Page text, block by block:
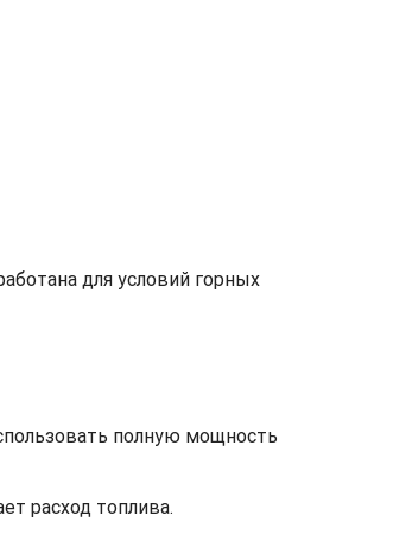
для условий горных
полную мощность
расход топлива.